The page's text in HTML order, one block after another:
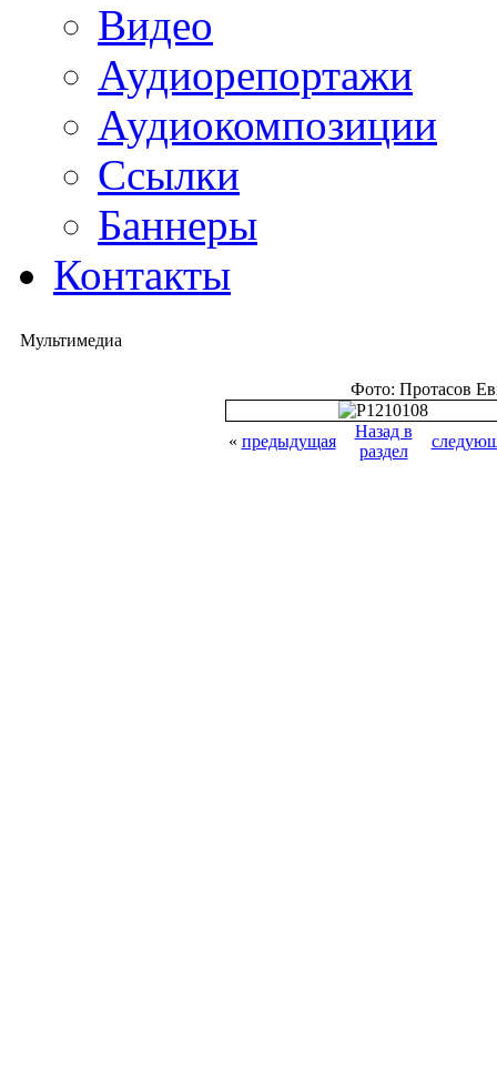
Видео
Аудиорепортажи
Аудиокомпозиции
Ссылки
Баннеры
Контакты
Мультимедиа
Фото: Протасов
« предыдущая
Назад в
раздел